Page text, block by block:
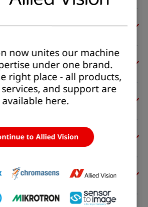
now unites our machine
under one brand.
right place - all products,
and support are
available here.
to Allied Vision